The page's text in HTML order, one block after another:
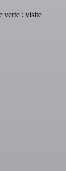
verte : visite